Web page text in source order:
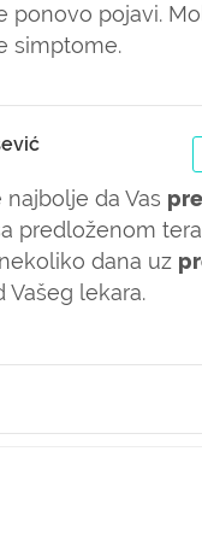
pojavi.
simptome.
da Vas
predloženom
dana uz
lekara.